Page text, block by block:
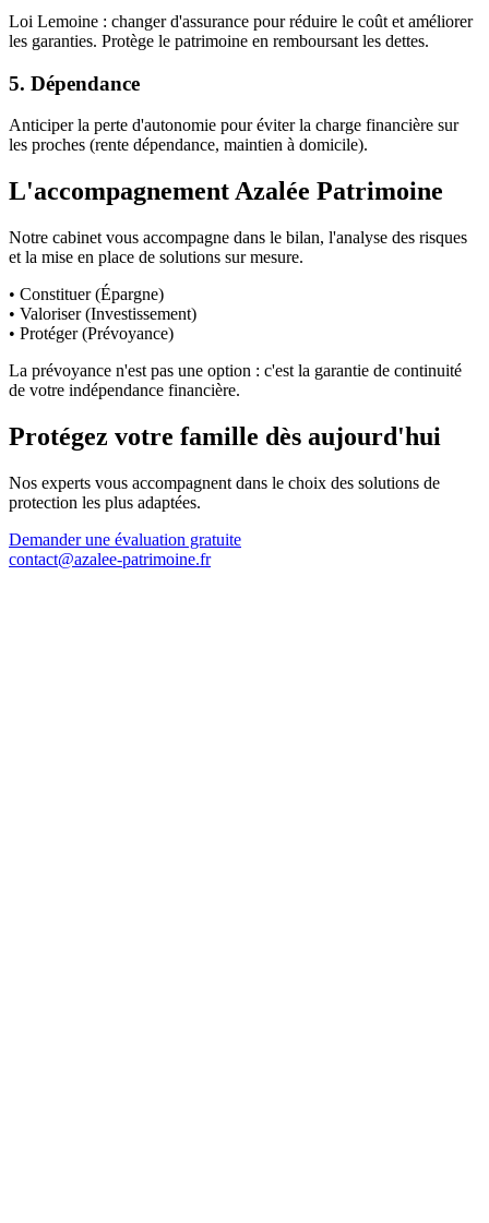
Loi Lemoine : changer d'assurance pour réduire le coût et améliorer
les garanties. Protège le patrimoine en remboursant les dettes.
5. Dépendance
Anticiper la perte d'autonomie pour éviter la charge financière sur
les proches (rente dépendance, maintien à domicile).
L'accompagnement Azalée Patrimoine
Notre cabinet vous accompagne dans le bilan, l'analyse des risques
et la mise en place de solutions sur mesure.
• Constituer (Épargne)
• Valoriser (Investissement)
• Protéger (Prévoyance)
La prévoyance n'est pas une option : c'est la garantie de continuité
de votre indépendance financière.
Protégez votre famille dès aujourd'hui
Nos experts vous accompagnent dans le choix des solutions de
protection les plus adaptées.
Demander une évaluation gratuite
contact@azalee-patrimoine.fr